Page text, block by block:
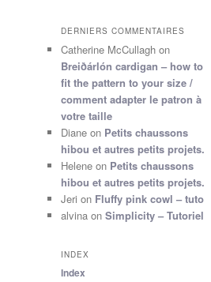
DERNIERS COMMENTAIRES
Catherine McCullagh on
Breiðárlón cardigan – how to
fit the pattern to your size /
comment adapter le patron à
votre taille
Diane on Petits chaussons
hibou et autres petits projets.
Helene on Petits chaussons
hibou et autres petits projets.
Jeri on Fluffy pink cowl – tuto
alvina on Simplicity – Tutoriel
INDEX
Index